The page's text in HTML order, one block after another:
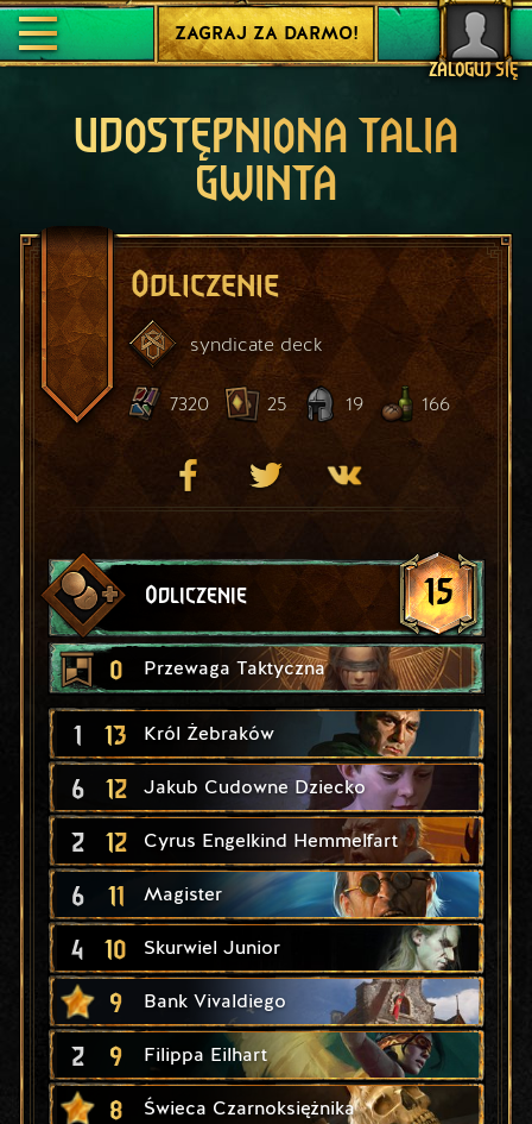
ZALOGUJ SIĘ
ZAGRAJ ZA DARMO!
UDOSTĘPNIONA TALIA
GWINTA
Odliczenie
syndicate deck
7320 25 19 166
Odliczenie 15
0 Przewaga Taktyczna
1 13 Król Żebraków
6 12 Jakub Cudowne Dziecko
2 12 Cyrus Engelkind Hemmelfart
6 11 Magister
4 10 Skurwiel Junior
9 Bank Vivaldiego
2 9 Filippa Eilhart
8 Świeca Czarnoksiężnika